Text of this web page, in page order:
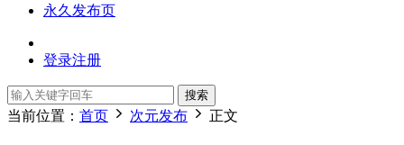
永久发布页
登录注册
搜索
当前位置： 首页 次元发布 正文